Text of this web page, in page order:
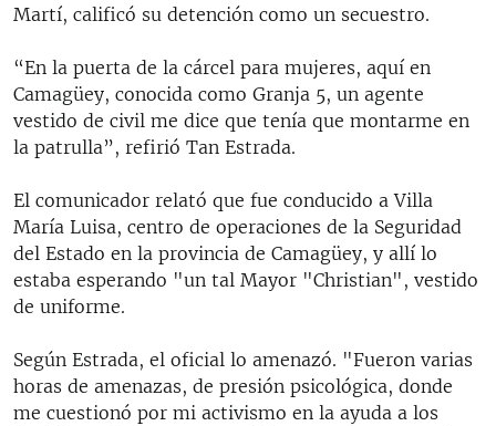
Martí, calificó su detención como un secuestro.
“En la puerta de la cárcel para mujeres, aquí en
Camagüey, conocida como Granja 5, un agente
vestido de civil me dice que tenía que montarme en
la patrulla”, refirió Tan Estrada.
El comunicador relató que fue conducido a Villa
María Luisa, centro de operaciones de la Seguridad
del Estado en la provincia de Camagüey, y allí lo
estaba esperando "un tal Mayor "Christian", vestido
de uniforme.
Según Estrada, el oficial lo amenazó. "Fueron varias
horas de amenazas, de presión psicológica, donde
me cuestionó por mi activismo en la ayuda a los